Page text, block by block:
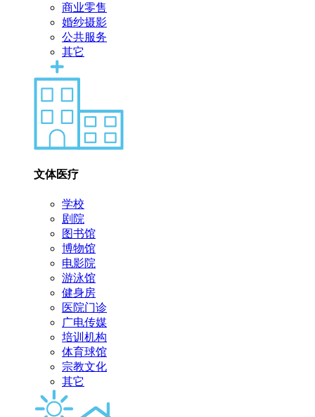
商业零售
婚纱摄影
公共服务
其它
文体医疗
学校
剧院
图书馆
博物馆
电影院
游泳馆
健身房
医院门诊
广电传媒
培训机构
体育球馆
宗教文化
其它